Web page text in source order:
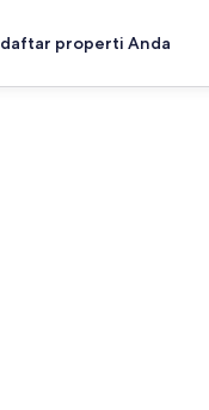
properti Anda